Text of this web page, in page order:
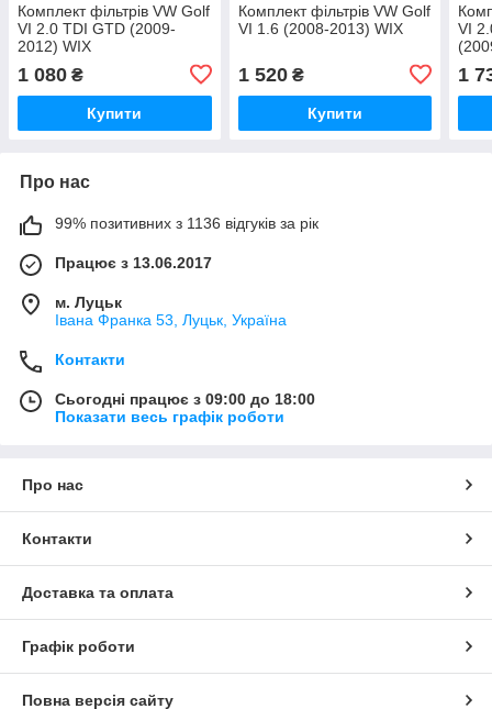
Комплект фільтрів VW Golf
VI 2.0 TDI GTD (2009-
2012) WIX
1 080 ₴
Купити
Комплект фільтрів VW Golf
VI 1.6 (2008-2013) WIX
1 520₴
Купити
VI
1
Про нас
99% позитивних з 1136 відгуків за рік
Працює з 13.06.2017
м. Луцьк
Івана Франка 53, Луцьк, Україна
Контакти
Сьогодні працює з 09:00 до 18:00
Показати весь графік роботи
Про нас
Контакти
Доставка та оплата
Графік роботи
Повна версія сайту